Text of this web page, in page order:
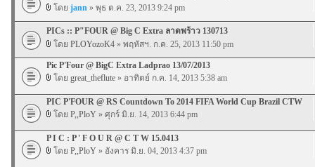
โดย jann » พุธ ต.ค. 23, 2013 9:24 pm
PICs :: P"FOUR @ Big C Extra ลาดพร้าว 130713
โดย PLOYozoK4 » พฤหัสฯ. ก.ค. 25, 2013 11:50 pm
Pic P'Four @ BigC Extra Ladprao 13/07/2013
โดย great_theflute » อาทิตย์ ก.ค. 14, 2013 5:38 am
PIC P'FOUR @ RS Countdown To 2014 FIFA World Cup Brazil CTW
โดย P,,PloY » ศุกร์ มิ.ย. 14, 2013 6:44 pm
P I C : P ' F O U R @ C T W 15.0413
โดย P,,PloY » อังคาร มิ.ย. 04, 2013 4:37 pm